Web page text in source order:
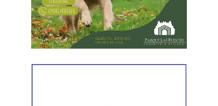
alcanzaban para modificar la sentencia. Señaló que la
obra social puso el acento en los procedimientos
administrativos, pero no logró rebatir los fundamentos
centrales del fallo de primera instancia.
En relación con los pañales, el STJ advirtió que el